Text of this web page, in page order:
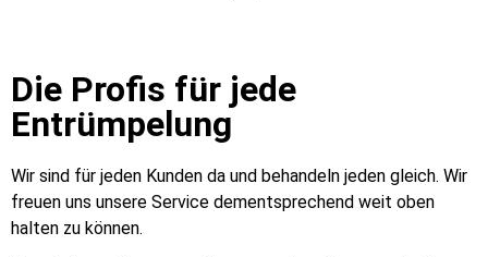
Die Profis für jede
Entrümpelung
Wir sind für jeden Kunden da und behandeln jeden gleich. Wir
freuen uns unsere Service dementsprechend weit oben
halten zu können.